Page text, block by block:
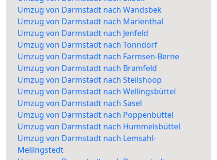
Umzug von Darmstadt nach Wandsbek
Umzug von Darmstadt nach Marienthal
Umzug von Darmstadt nach Jenfeld
Umzug von Darmstadt nach Tonndorf
Umzug von Darmstadt nach Farmsen-Berne
Umzug von Darmstadt nach Bramfeld
Umzug von Darmstadt nach Steilshoop
Umzug von Darmstadt nach Wellingsbüttel
Umzug von Darmstadt nach Sasel
Umzug von Darmstadt nach Poppenbüttel
Umzug von Darmstadt nach Hummelsbüttel
Umzug von Darmstadt nach Lemsahl-
Mellingstedt